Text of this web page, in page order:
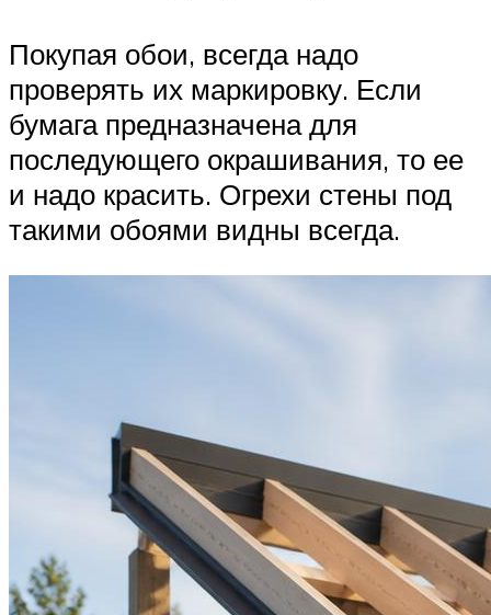
Покупая обои, всегда надо
проверять их маркировку. Если
бумага предназначена для
последующего окрашивания, то ее
и надо красить. Огрехи стены под
такими обоями видны всегда.